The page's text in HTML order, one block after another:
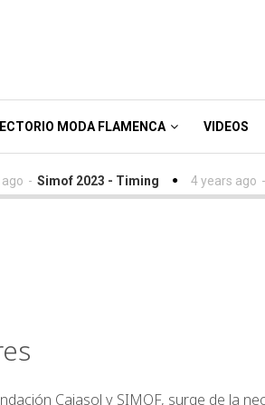
MODA FLAMENCA VIDEOS
2023 - Timing 4 years ago -
II: MARÍA
PILAR
Cajasol y SIMOF, surge de la